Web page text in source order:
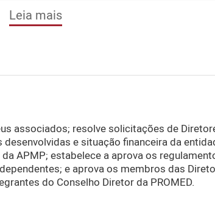
Leia mais
associados; resolve solicitações de
e situação financeira da
APMP; estabelece a aprova os
e aprova os membros das
do Conselho Diretor da PROMED.